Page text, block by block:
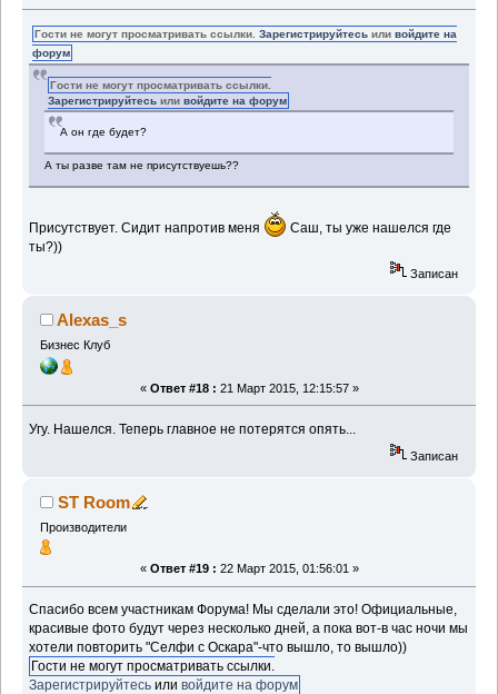
Гости не могут просматривать ссылки.Зарегистрируйтесь иливойдите на
форум
Гости не могут просматривать ссылки.
Зарегистрируйтесь иливойдите на форум
А он где будет?
А ты разве там не присутствуешь??
Присутствует. Сидит напротив меня
Саш, ты уже нашелся где
ты?))
Записан
Alexas_s
Бизнес Клуб
« Ответ #18 : 21 Март 2015, 12:15:57 »
Угу. Нашелся. Теперь главное не потерятся опять...
Записан
ST Room
Производители
« Ответ #19 : 22 Март 2015, 01:56:01 »
Спасибо всем участникам Форума! Мы сделали это! Официальные,
красивые фото будут через несколько дней, а пока вот-в час ночи мы
хотели повторить "Селфи с Оскара"-что вышло, то вышло))
Гости не могут просматривать ссылки.
Зарегистрируйтесь иливойдите на форум